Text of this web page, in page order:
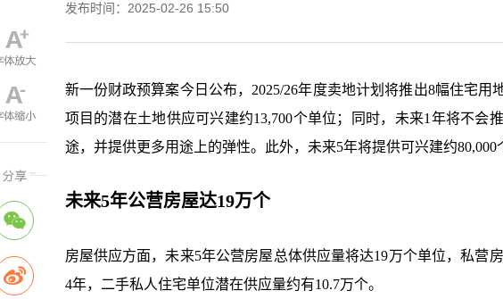
发布时间：2025-02-26 15:50
新一份财政预算案今日公布， 2025/26年度卖地计划将推出8幅住宅
项目的潜在土地供应可兴建约13,700个单位；同时，未来1年将不会
途，并提供更多用途上的弹性。此外，未来5年将提供可兴建约80,000
未来5年公营房屋达19万个
房屋供应方面，未来5年公营房屋总体供应量将达19万个单位，私营
4年，二手私人住宅单位潜在供应量约有10.7万个。